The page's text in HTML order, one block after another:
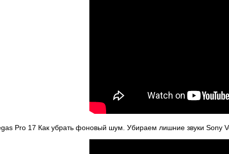
Pro 17 Как убрать фоновый шум. Убираем лишние звуки Sony